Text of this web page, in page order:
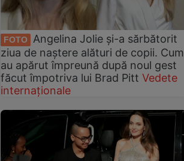
FOTO
Angelina Jolie și-a sărbătorit
ziua de naștere alături de copii. Cum
au apărut împreună după noul gest
făcut împotriva lui Brad Pitt Vedete
internaționale